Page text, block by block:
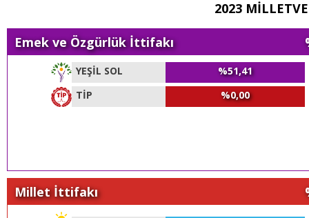
2023
Emek ve Özgürlük İttifakı
YEŞİL SOL
%51,41
TİP
%0,00
Millet İttifakı